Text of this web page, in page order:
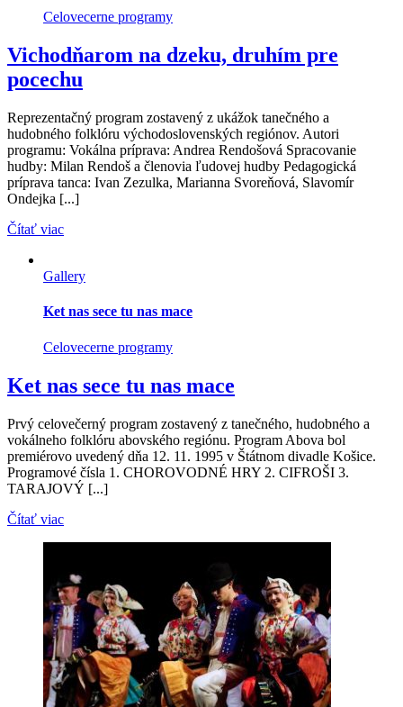
Celovecerne programy
Vichodňarom na dzeku, druhím pre
pocechu
Reprezentačný program zostavený z ukážok tanečného a
hudobného folklóru východoslovenských regiónov. Autori
programu: Vokálna príprava: Andrea Rendošová Spracovanie
hudby: Milan Rendoš a členovia ľudovej hudby Pedagogická
príprava tanca: Ivan Zezulka, Marianna Svoreňová, Slavomír
Ondejka [...]
Čítať viac
Gallery
Ket nas sece tu nas mace
Celovecerne programy
Ket nas sece tu nas mace
Prvý celovečerný program zostavený z tanečného, hudobného a
vokálneho folklóru abovského regiónu. Program Abova bol
premiérovo uvedený dňa 12. 11. 1995 v Štátnom divadle Košice.
Programové čísla 1. CHOROVODNÉ HRY 2. CIFROŠI 3.
TARAJOVÝ [...]
Čítať viac